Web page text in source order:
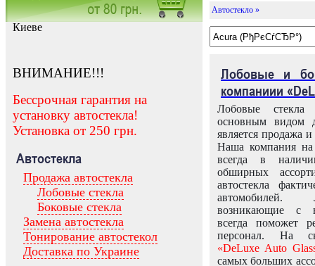
Заказать установку автостекла в
Киеве
ВНИМАНИЕ!!!
Бессрочная гарантия на
установку автостекла!
Установка от 250 грн.
Автостекла
Продажа автостекла
Лобовые стекла
Боковые стекла
Замена автостекла
Тонирование автостекол
Доставка по Украине
Автостекло »
Лобовые и
компаниии
Лобовые
основным видом
является продажа и
Наша компания на
всегда в
обширных
автостекла
возникающие с
всегда поможет
персонал. На
«DeLuxe Auto
самых больших